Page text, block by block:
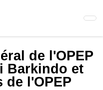
de l'OPEP
Barkindo et
de l'OPEP